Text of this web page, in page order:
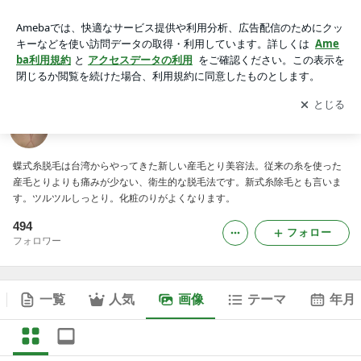
アプリをダウンロードして ブログの更新通知
を受け取りまし
ょう。
開く
蝶式糸脱毛は台湾からやってきた新しい産毛とり美容法。従来の糸を使った
産毛とりよりも痛みが少ない、衛生的な脱毛法です。新式糸除毛とも言いま
す。ツルツルしっとり。化粧のりがよくなります。
494
フォロワー
フォロー
一覧 人気 画像 テーマ 年月